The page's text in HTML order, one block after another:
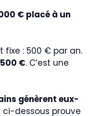
€ placé à un
fixe : 500 € par an.
€. C’est une
génèrent eux-
ci-dessous prouve